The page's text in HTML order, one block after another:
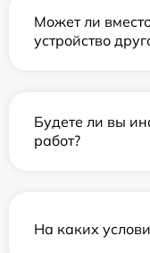
Может ли
устройство
Будете ли вы
работ?
На каких